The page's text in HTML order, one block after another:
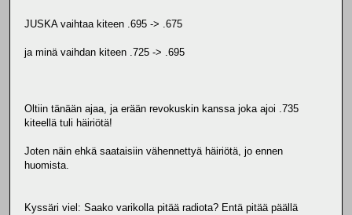
JUSKA vaihtaa kiteen .695 -> .675
ja minä vaihdan kiteen .725 -> .695
Oltiin tänään ajaa, ja erään revokuskin kanssa joka ajoi .735
kiteellä tuli häiriötä!
Joten näin ehkä saataisiin vähennettyä häiriötä, jo ennen
huomista.
Kyssäri viel: Saako varikolla pitää radiota? Entä pitää päällä